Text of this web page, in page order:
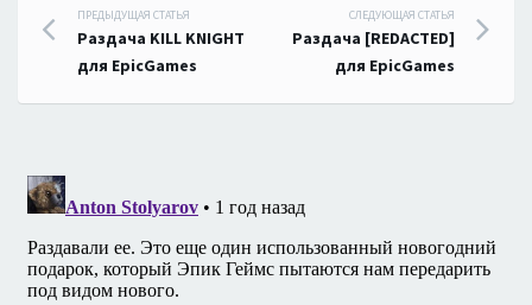
Навигация
по
записям
ПРЕДЫДУЩАЯ СТАТЬЯ
Раздача KILL KNIGHT
для EpicGames
СЛЕДУЮЩАЯ СТАТЬЯ
Раздача [REDACTED]
для EpicGames